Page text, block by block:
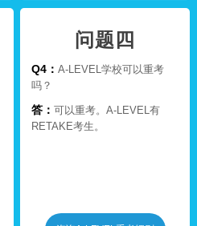
问题四
Q4： A-LEVEL学校可以重考
吗？
答： 可以重考。A-LEVEL有
RETAKE考生。